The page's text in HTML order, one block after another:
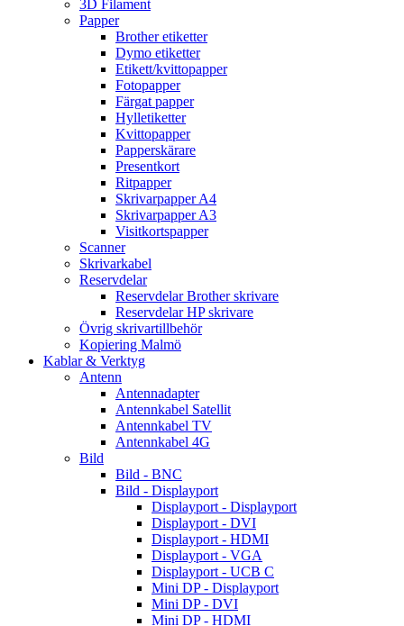
3D Filament
Papper
Brother etiketter
Dymo etiketter
Etikett/kvittopapper
Fotopapper
Färgat papper
Hylletiketter
Kvittopapper
Papperskärare
Presentkort
Ritpapper
Skrivarpapper A4
Skrivarpapper A3
Visitkortspapper
Scanner
Skrivarkabel
Reservdelar
Reservdelar Brother skrivare
Reservdelar HP skrivare
Övrig skrivartillbehör
Kopiering Malmö
Kablar & Verktyg
Antenn
Antennadapter
Antennkabel Satellit
Antennkabel TV
Antennkabel 4G
Bild
Bild - BNC
Bild - Displayport
Displayport - Displayport
Displayport - DVI
Displayport - HDMI
Displayport - VGA
Displayport - UCB C
Mini DP - Displayport
Mini DP - DVI
Mini DP - HDMI